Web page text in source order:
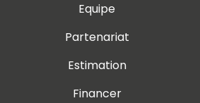
Equipe
Partenariat
Estimation
Financer